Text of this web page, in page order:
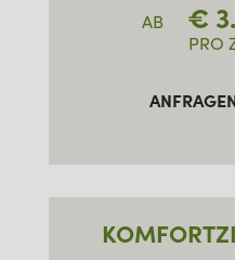
AB €
PRO